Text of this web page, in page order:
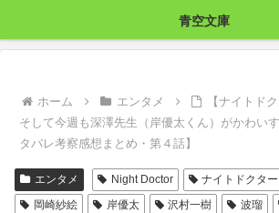
青空文庫
ホーム エンタメ
【ナイトド
そして今週も深澤先生（岸優太くん）がかわい
タバレ考察感想まとめ・第４話】
エンタメ Night Doctor ナイトドクター
岡崎紗絵
岸優太 沢村一樹 波瑠